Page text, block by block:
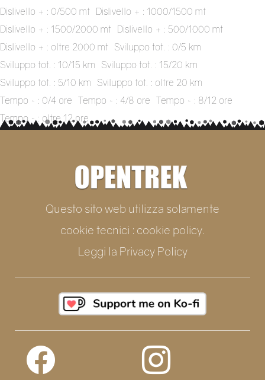
Dislivello + : 0/500 mt Dislivello + : 1000/1500 mt
Dislivello + : 1500/2000 mt Dislivello + : 500/1000 mt
Dislivello + : oltre 2000 mt Sviluppo tot. : 0/5 km
Sviluppo tot. : 10/15 km Sviluppo tot. : 15/20 km
Sviluppo tot. : 5/10 km Sviluppo tot. : oltre 20 km
Tempo ~ : 0/4 ore Tempo ~ : 4/8 ore Tempo ~ : 8/12 ore
Tempo ~ : oltre 12 ore
Questo sito web utilizza solamente
cookie tecnici : cookie policy.
Leggi la Privacy Policy